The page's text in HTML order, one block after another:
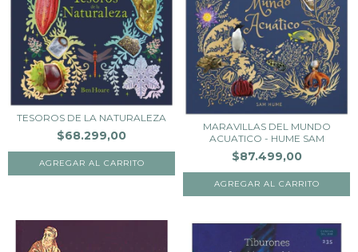
TESOROS DE LA NATURALEZA
$68.299,00
MARAVILLAS DEL MUNDO
ACUATICO - HUME SAM
$87.499,00